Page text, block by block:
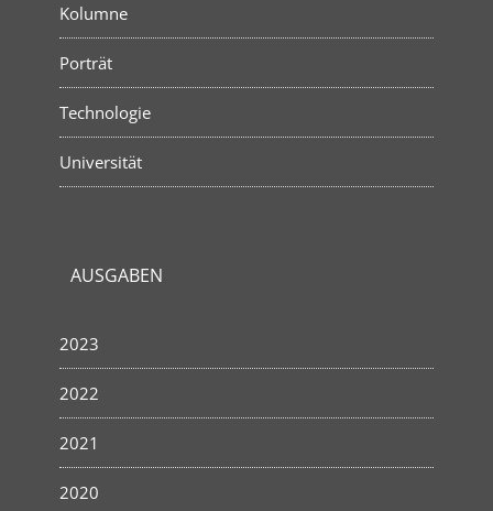
Kolumne
Porträt
Technologie
Universität
AUSGABEN
2023
2022
2021
2020